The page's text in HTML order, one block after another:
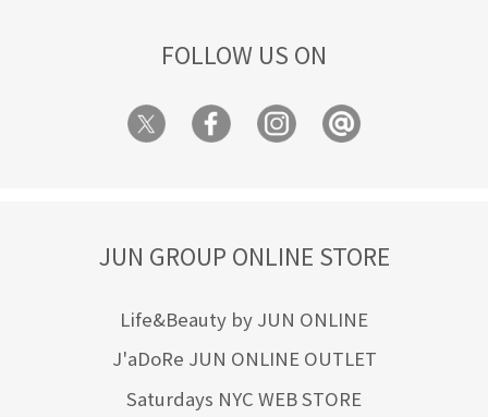
FOLLOW US ON
JUN GROUP ONLINE STORE
Life&Beauty by JUN ONLINE
J'aDoRe JUN ONLINE OUTLET
Saturdays NYC WEB STORE